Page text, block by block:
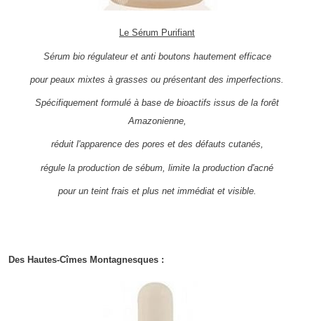
Le Sérum Purifiant
Sérum bio régulateur et anti boutons hautement efficace
pour peaux mixtes à grasses ou présentant des imperfections.
Spécifiquement formulé à base de bioactifs issus de la forêt
Amazonienne,
réduit l'apparence des pores et des défauts cutanés,
régule la production de sébum, limite la production d'acné
pour un teint frais et plus net immédiat et visible.
Des Hautes-Cîmes Montagnesques :